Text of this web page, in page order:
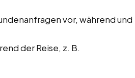
vor, während und
der Reise, z. B.